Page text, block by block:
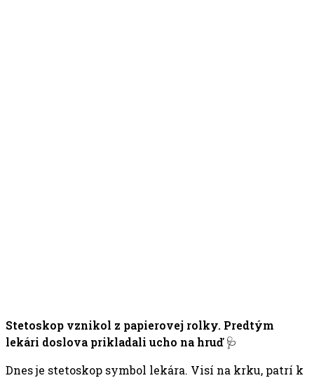
Stetoskop vznikol z papierovej rolky. Predtým
lekári doslova prikladali ucho na hruď🩺
Dnes je stetoskop symbol lekára. Visí na krku, patrí k